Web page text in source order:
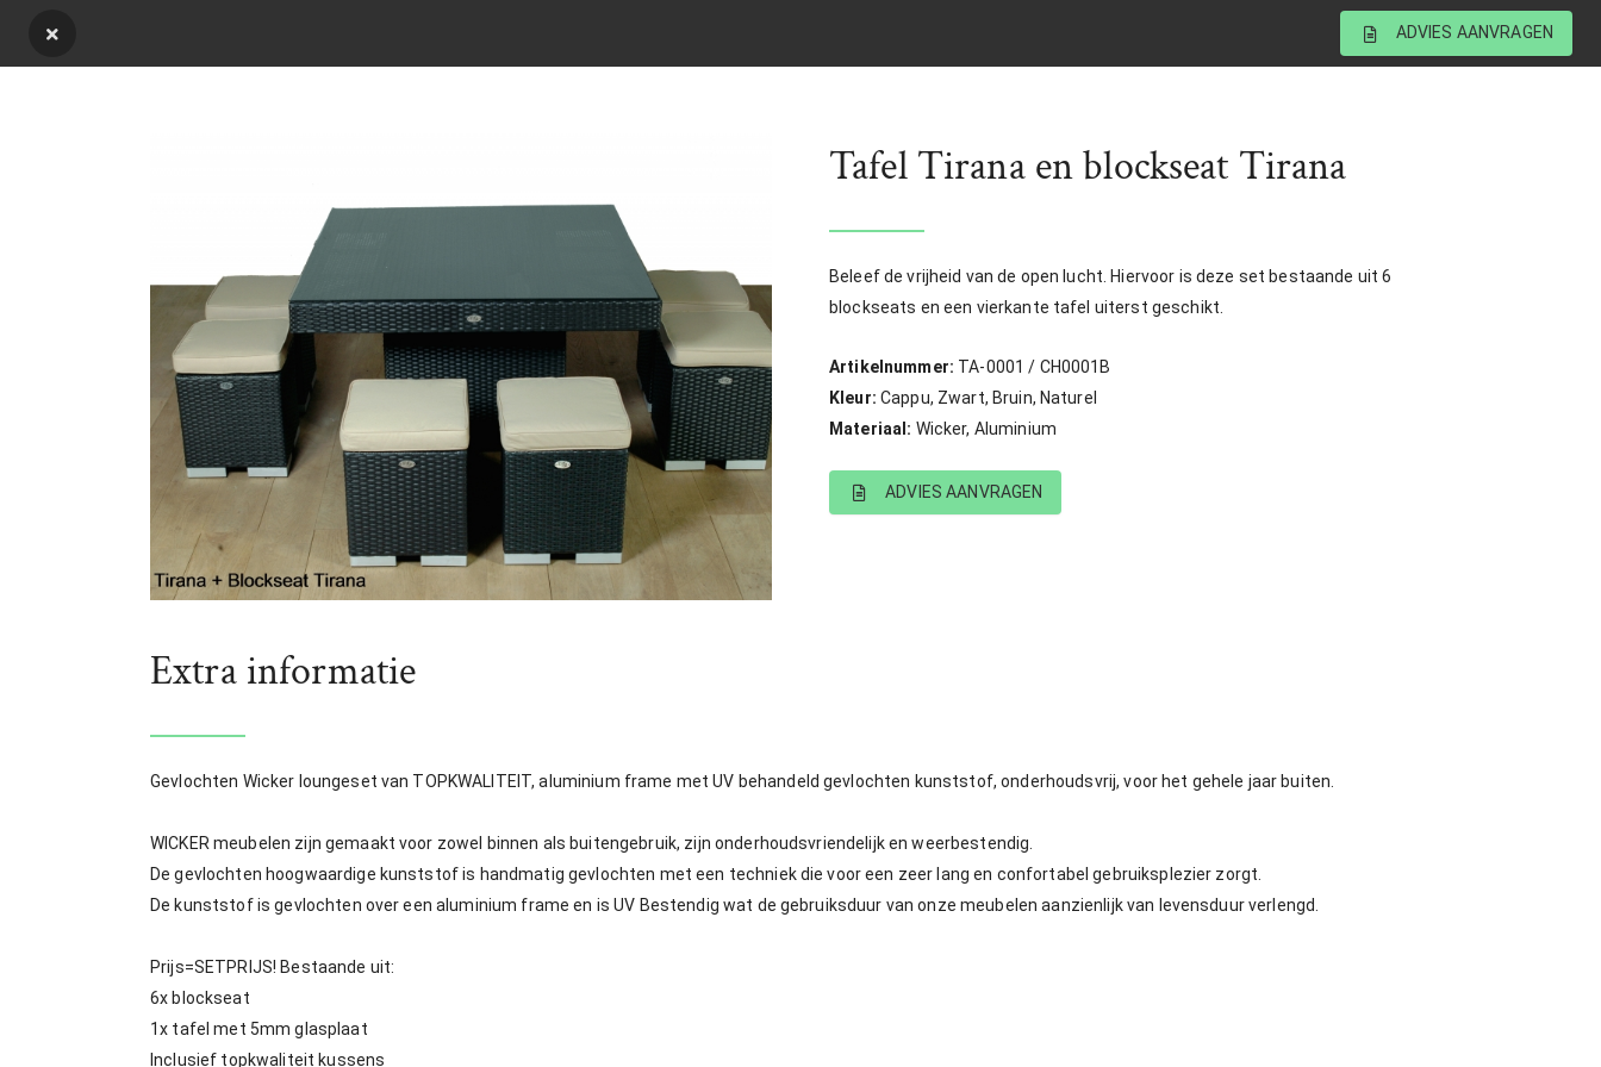
Tafel Tirana en blockseat Tirana
Beleef de vrijheid van de open lucht. Hiervoor is deze set bestaande uit 6
blockseats en een vierkante tafel uiterst geschikt.
Artikelnummer: TA-0001 / CH0001B
Kleur: Cappu, Zwart, Bruin, Naturel
Materiaal: Wicker, Aluminium
ADVIES AANVRAGEN
Extra informatie
Gevlochten Wicker loungeset van TOPKWALITEIT, aluminium frame met UV behandeld gevlochten kunststof, onderhoudsvrij, voor het gehele jaar buiten.
WICKER meubelen zijn gemaakt voor zowel binnen als buitengebruik, zijn onderhoudsvriendelijk en weerbestendig.
De gevlochten hoogwaardige kunststof is handmatig gevlochten met een techniek die voor een zeer lang en confortabel gebruiksplezier zorgt.
De kunststof is gevlochten over een aluminium frame en is UV Bestendig wat de gebruiksduur van onze meubelen aanzienlijk van levensduur verlengd.
Prijs=SETPRIJS! Bestaande uit:
6x blockseat
1x tafel met 5mm glasplaat
Inclusief topkwaliteit kussens
ADVIES AANVRAGEN